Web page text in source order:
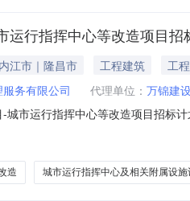
运行指挥中心等改造项目招
江市｜隆昌市 工程建筑
工程
务有限公司 代理单位： 万锦建
城市运行指挥中心等改造项目招标
集团有限公司联系人及联系方式
造 城市运行指挥中心及相关附属设施